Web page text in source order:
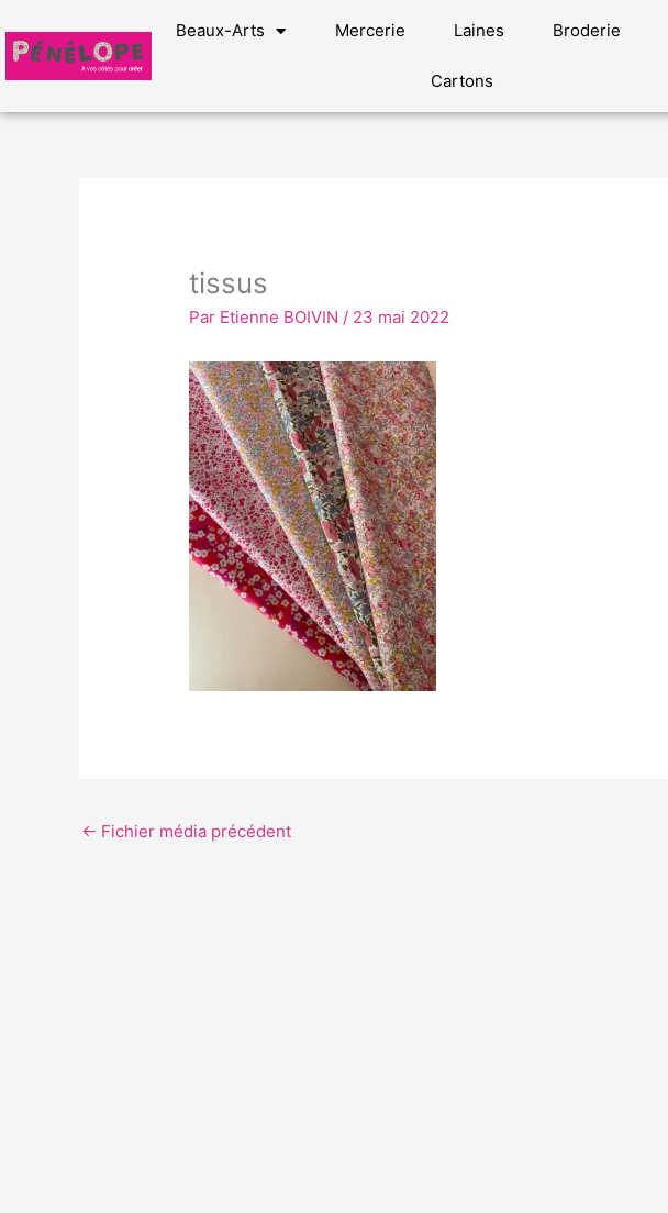
au
contenu
Beaux-Arts Mercerie Laines Broderie
Cartons
tissus
Par Etienne BOIVIN / 23 mai 2022
← Fichier média précédent